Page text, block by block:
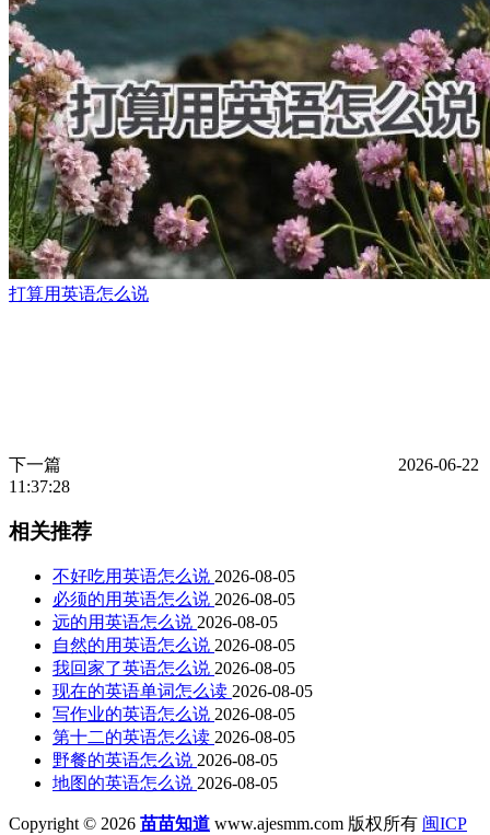
打算用英语怎么说
下一篇
2026-06-22
11:37:28
相关推荐
不好吃用英语怎么说 2026-08-05
必须的用英语怎么说 2026-08-05
远的用英语怎么说 2026-08-05
自然的用英语怎么说 2026-08-05
我回家了英语怎么说 2026-08-05
现在的英语单词怎么读 2026-08-05
写作业的英语怎么说 2026-08-05
第十二的英语怎么读 2026-08-05
野餐的英语怎么说 2026-08-05
地图的英语怎么说 2026-08-05
Copyright © 2026 苗苗知道 www.ajesmm.com 版权所有 闽ICP